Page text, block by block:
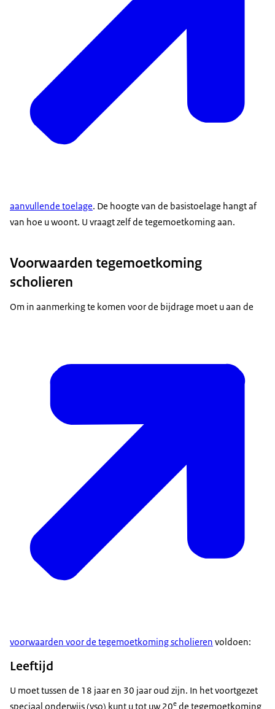
aanvullende toelage. De hoogte van de basistoelage hangt af
van hoe u woont. U vraagt zelf de tegemoetkoming aan.
Voorwaarden tegemoetkoming
scholieren
Om in aanmerking te komen voor de bijdrage moet u aan de
voorwaarden voor de tegemoetkoming scholieren voldoen:
Leeftijd
U moet tussen de 18 jaar en 30 jaar oud zijn. In het voortgezet
speciaal onderwijs (vso) kunt u tot uw 20e de tegemoetkoming